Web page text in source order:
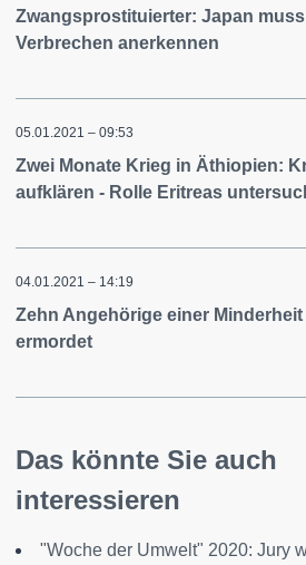
Zwangsprostituierter: Japan
Verbrechen anerkennen
05.01.2021 – 09:53
Zwei Monate Krieg in Äthiopien:
aufklären - Rolle Eritreas
04.01.2021 – 14:19
Zehn Angehörige einer
ermordet
Das könnte Sie auch
interessieren
"Woche der Umwelt" 2020: Jury